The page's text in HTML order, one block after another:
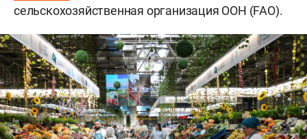
сельскохозяйственная организация ООН (FAO).